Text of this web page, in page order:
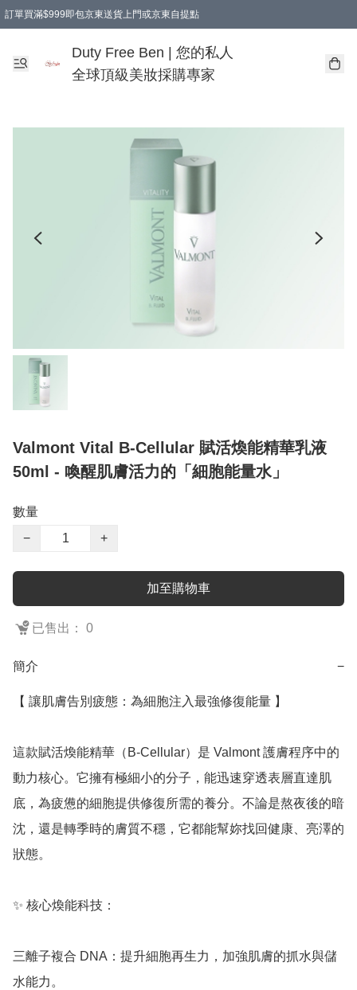
訂單買滿$999即包京東送貨上門或京東自提點
Duty Free Ben | 您的私人
全球頂級美妝採購專家
Valmont Vital B-Cellular 賦活煥能精華乳液
50ml - 喚醒肌膚活力的「細胞能量水」
數量
−
+
加至購物車
已售出： 0
簡介 −
【 讓肌膚告別疲態：為細胞注入最強修復能量 】
這款賦活煥能精華（B-Cellular）是 Valmont 護膚程序中的
動力核心。它擁有極細小的分子，能迅速穿透表層直達肌
底，為疲憊的細胞提供修復所需的養分。不論是熬夜後的暗
沈，還是轉季時的膚質不穩，它都能幫妳找回健康、亮澤的
狀態。
✨ 核心煥能科技：
三離子複合 DNA：提升細胞再生力，加強肌膚的抓水與儲
水能力。